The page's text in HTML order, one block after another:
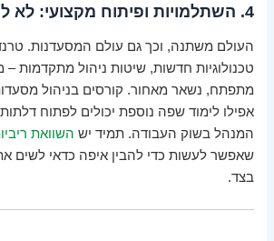
4. השתלמויות ופיתוח מקצועי: לא להיתקע במקום
העולם משתנה, וכך גם עולם המסעדנות.
טכנולוגיות חדשות, שיטות ניהול מתקדמות
מתפתח, נשאר מאחור. קורסים בניהול
אפילו לימוד שפה נוספת יכולים לפתוח
המנהל בשוק העבודה. תמיד יש השוואת
שאפשר לעשות כדי להבין איפה כדאי לשים
בצד.